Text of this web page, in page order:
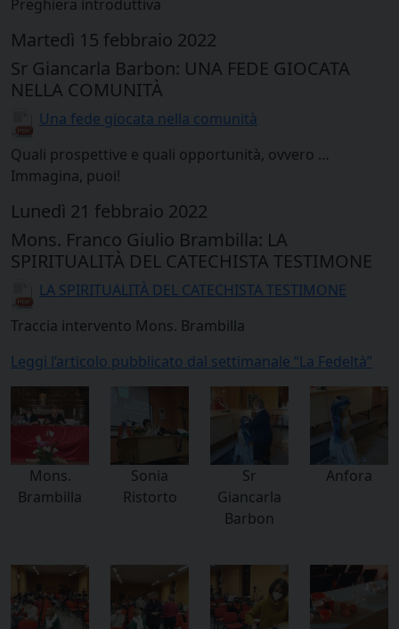
Preghiera introduttiva
Martedì 15 febbraio 2022
Sr Giancarla Barbon: UNA FEDE GIOCATA
NELLA COMUNITÀ
Una fede giocata nella comunità
Quali prospettive e quali opportunità, ovvero …
Immagina, puoi!
Lunedì 21 febbraio 2022
Mons. Franco Giulio Brambilla: LA
SPIRITUALITÀ DEL CATECHISTA TESTIMONE
LA SPIRITUALITÀ DEL CATECHISTA TESTIMONE
Traccia intervento Mons. Brambilla
Leggi l’articolo pubblicato dal settimanale “La Fedeltà”
Mons.
Brambilla
Sonia
Ristorto
Sr
Giancarla
Barbon
Anfora